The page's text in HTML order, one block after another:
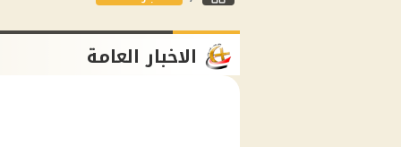
الاخبار العامة